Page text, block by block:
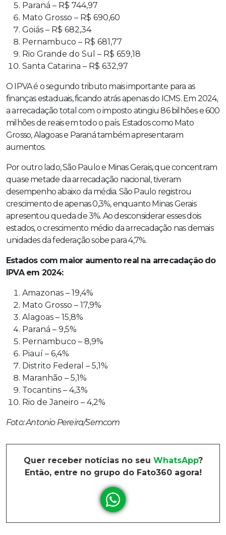
Paraná – R$ 744,97
Mato Grosso – R$ 690,60
Goiás – R$ 682,34
Pernambuco – R$ 681,77
Rio Grande do Sul – R$ 659,18
Santa Catarina – R$ 632,97
O IPVA é o segundo tributo mais importante para as
finanças estaduais, ficando atrás apenas do ICMS. Em 2024,
a arrecadação total com o imposto atingiu 86 bilhões e 600
milhões de reais em todo o país. Estados como Mato
Grosso, Alagoas e Paraná também apresentaram
aumentos.
Por outro lado, São Paulo e Minas Gerais, que concentram
quase metade da arrecadação nacional, tiveram
desempenho abaixo da média. São Paulo registrou
crescimento de apenas 0,3%, enquanto Minas Gerais
apresentou queda de 3%. Ao desconsiderar esses dois
estados, o crescimento médio da arrecadação nas demais
unidades da federação sobe para 4,7%.
Estados com maior aumento real na arrecadação do
IPVA em 2024:
Amazonas – 19,4%
Mato Grosso – 17,9%
Alagoas – 15,8%
Paraná – 9,5%
Pernambuco – 8,9%
Piauí – 6,4%
Distrito Federal – 5,1%
Maranhão – 5,1%
Tocantins – 4,3%
Rio de Janeiro – 4,2%
Foto: Antonio Pereira/Semcom
Quer receber notícias no seu WhatsApp?
Então, entre no grupo do Fato360 agora!